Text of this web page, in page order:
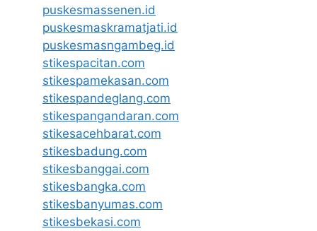
puskesmassenen.id
puskesmaskramatjati.id
puskesmasngambeg.id
stikespacitan.com
stikespamekasan.com
stikespandeglang.com
stikespangandaran.com
stikesacehbarat.com
stikesbadung.com
stikesbanggai.com
stikesbangka.com
stikesbanyumas.com
stikesbekasi.com